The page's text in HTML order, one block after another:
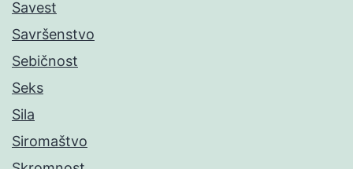
Savest
Savršenstvo
Sebičnost
Seks
Sila
Siromaštvo